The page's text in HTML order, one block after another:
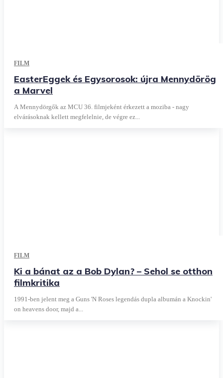
FILM
EasterEggek és Egysorosok: újra Mennydörög
a Marvel
A Mennydörgők az MCU 36. filmjeként érkezett a moziba - nagy
elvárásoknak kellett megfelelnie, de végre ez...
FILM
Ki a bánat az a Bob Dylan? – Sehol se otthon
filmkritika
1991-ben jelent meg a Guns 'N Roses legendás dupla albumán a Knockin'
on heavens door, majd a...